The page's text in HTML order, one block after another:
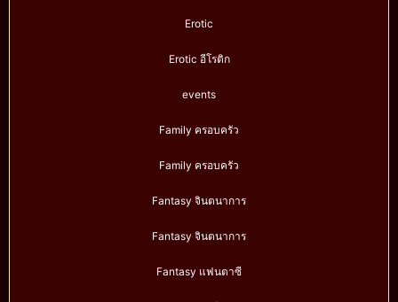
Erotic
Erotic อีโรติก
events
Family ครอบครัว
Family ครอบครัว
Fantasy จินตนาการ
Fantasy จินตนาการ
Fantasy แฟนตาซี